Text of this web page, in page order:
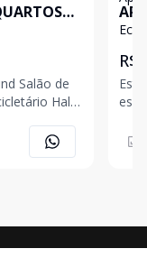
R$